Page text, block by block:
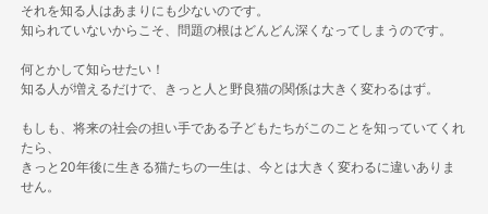
それを知る人はあまりにも少ないのです。
知られていないからこそ、問題の根はどんどん深くなってしまうのです。
何とかして知らせたい！
知る人が増えるだけで、きっと人と野良猫の関係は大きく変わるはず。
もしも、将来の社会の担い手である子どもたちがこのことを知っていてくれ
たら、
きっと20年後に生きる猫たちの一生は、今とは大きく変わるに違いありま
せん。